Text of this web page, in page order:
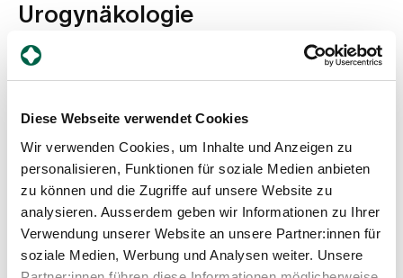
Diese Webseite verwendet Cookies
Wir verwenden Cookies, um Inhalte und Anzeigen zu
personalisieren, Funktionen für soziale Medien anbieten
zu können und die Zugriffe auf unsere Website zu
analysieren. Ausserdem geben wir Informationen zu Ihrer
Verwendung unserer Website an unsere Partner:innen für
soziale Medien, Werbung und Analysen weiter. Unsere
Urogynäkologie
Dr. med. Dimitrios Chronas
Chefarzt, Gynäkologie / gynäkologische Onkologie,
Leiter Departement Frauen-, Kinder- und
Geburtsmedizin, Spitalleitung